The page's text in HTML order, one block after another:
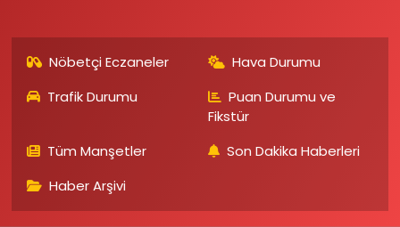
Nöbetçi Eczaneler
Hava Durumu
Trafik Durumu
Puan Durumu ve
Fikstür
Tüm Manşetler
Son Dakika Haberleri
Haber Arşivi